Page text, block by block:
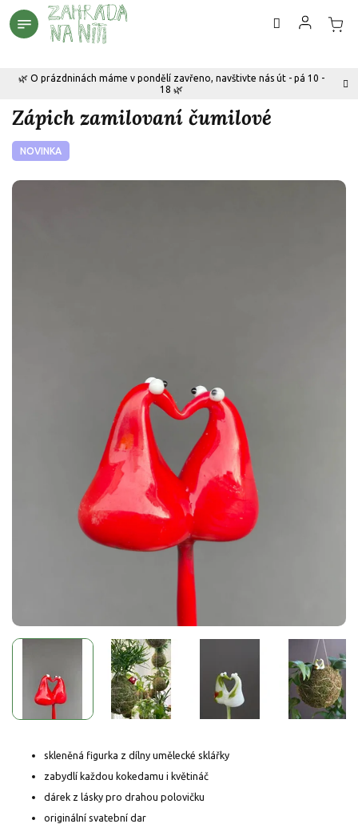
Přejít
na
🌿 O prázdninách máme v pondělí zavřeno, navštivte nás út - pá 10 -
18 🌿
Zápich zamilovaní čumilové
NOVINKA
skleněná figurka z dílny umělecké sklářky
zabydlí každou kokedamu i květináč
dárek z lásky pro drahou polovičku
originální svatební dar